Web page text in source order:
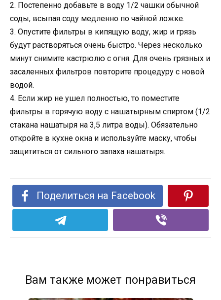
2. Постепенно добавьте в воду 1/2 чашки обычной
соды, всыпая соду медленно по чайной ложке.
3. Опустите фильтры в кипящую воду, жир и грязь
будут растворяться очень быстро. Через несколько
минут снимите кастрюлю с огня. Для очень грязных и
засаленных фильтров повторите процедуру с новой
водой.
4. Если жир не ушел полностью, то поместите
фильтры в горячую воду с нашатырным спиртом (1/2
стакана нашатыря на 3,5 литра воды). Обязательно
откройте в кухне окна и используйте маску, чтобы
защититься от сильного запаха нашатыря.
Поделиться на Facebook
Вам также может понравиться